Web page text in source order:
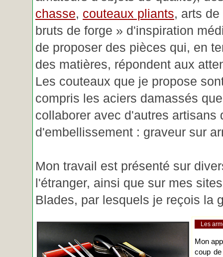
chasse, couteaux pliants, arts
bruts de forge » d'inspiration
de proposer des pièces qui, en
des matières, répondent aux
Les couteaux que je propose
compris les aciers damassés
collaborer avec d'autres artisans
d'embellissement : graveur sur
Mon travail est présenté sur
l'étranger, ainsi que sur mes
Blades, par lesquels je reçois la
Les
Mon
coup